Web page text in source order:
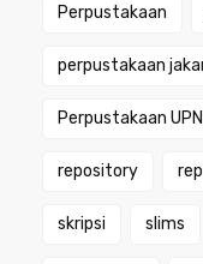
Perpustakaan
perpustakaan
Perpustakaan
repository
skripsi slims